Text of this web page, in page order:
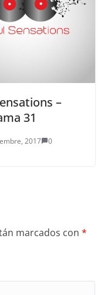
–
31
2017 0
marcados con *